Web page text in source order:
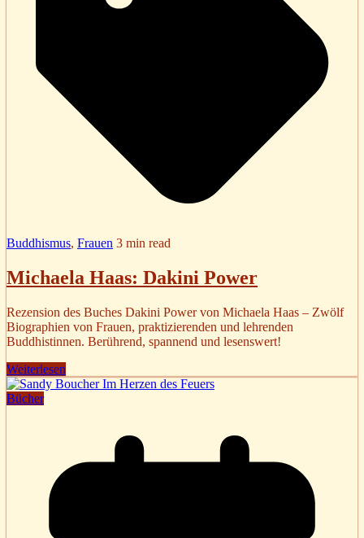
Buddhismus, Frauen 3 min read
Michaela Haas: Dakini Power
Rezension des Buches Dakini Power von Michaela Haas – Zwölf
Biographien von Frauen, praktizierenden und lehrenden
Buddhistinnen. Berührend, spannend und lesenswert!
Weiterlesen
Bücher